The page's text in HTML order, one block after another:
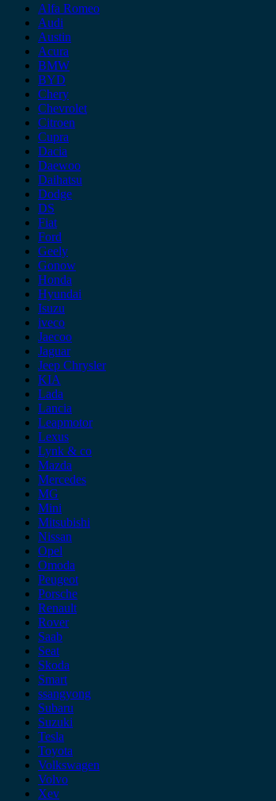
Alfa Romeo
Audi
Austin
Acura
BMW
BYD
Chery
Chevrolet
Citroen
Cupra
Dacia
Daewoo
Daihatsu
Dodge
DS
Fiat
Ford
Geely
Gonow
Honda
Hyundai
Isuzu
iveco
Jaecoo
Jaguar
Jeep Chrysler
KIA
Lada
Lancia
Leapmotor
Lexus
Lynk & co
Mazda
Mercedes
MG
Mini
Mitsubishi
Nissan
Opel
Omoda
Peugeot
Porsche
Renault
Rover
Saab
Seat
Skoda
Smart
ssangyong
Subaru
Suzuki
Tesla
Toyota
Volkswagen
Volvo
Xev